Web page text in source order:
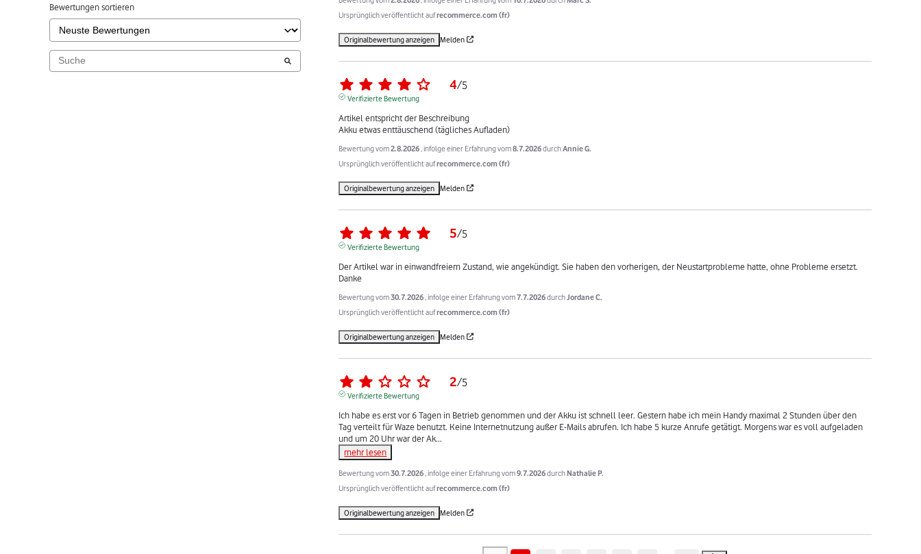
Bewertungen sortieren
Ursprünglich veröffentlicht aufrecommerce.com (fr)
Originalbewertung anzeigen Melden
4/5
Verifizierte Bewertung
Artikel entspricht der Beschreibung
Akku etwas enttäuschend (tägliches Aufladen)
Bewertung vom2.8.2026 , infolge einer Erfahrung vom8.7.2026durchAnnie G.
Ursprünglich veröffentlicht aufrecommerce.com (fr)
Originalbewertung anzeigen Melden
5/5
Verifizierte Bewertung
Der Artikel war in einwandfreiem Zustand, wie angekündigt. Sie haben den vorherigen, der Neustartprobleme hatte, ohne Probleme ersetzt.
Danke
Bewertung vom30.7.2026 , infolge einer Erfahrung vom7.7.2026durchJordane C.
Ursprünglich veröffentlicht aufrecommerce.com (fr)
Originalbewertung anzeigen Melden
2/5
Verifizierte Bewertung
Ich habe es erst vor 6 Tagen in Betrieb genommen und der Akku ist schnell leer. Gestern habe ich mein Handy maximal 2 Stunden über den
Tag verteilt für Waze benutzt. Keine Internetnutzung außer E-Mails abrufen. Ich habe 5 kurze Anrufe getätigt. Morgens war es voll aufgeladen
und um 20 Uhr war der Ak...
mehr lesen
Bewertung vom30.7.2026 , infolge einer Erfahrung vom9.7.2026durch Nathalie P.
Ursprünglich veröffentlicht aufrecommerce.com (fr)
Originalbewertung anzeigen Melden